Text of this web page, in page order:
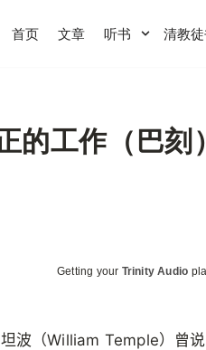
首页 文章 听书 清教
的工作（巴刻）
Getting your Trinity Audio
坦波（William Temple）曾